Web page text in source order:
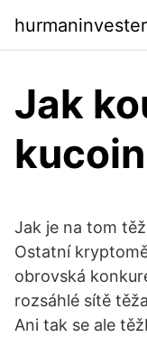
Jak
Jak je na tom
Ostatní
obrovská
rozsáhlé sítě
Ani tak se ale